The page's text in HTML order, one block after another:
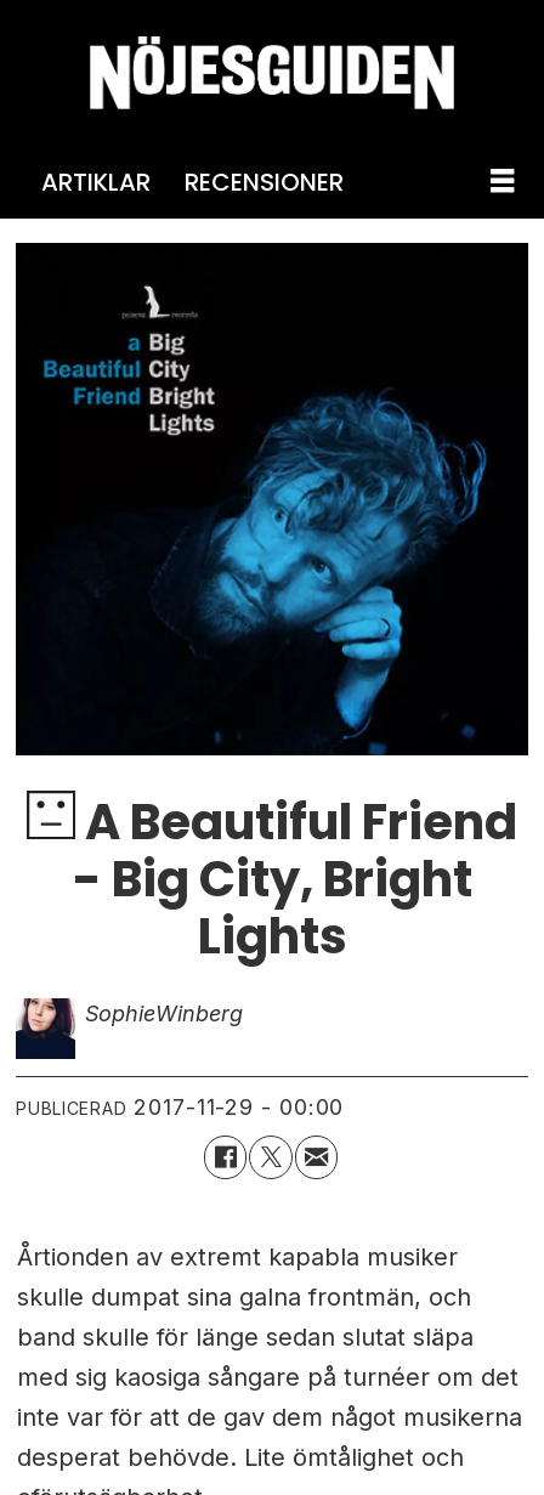
ARTIKLAR RECENSIONER
A Beautiful Friend
- Big City, Bright
Lights
SophieWinberg
PUBLICERAD 2017-11-29 - 00:00
Årtionden av extremt kapabla musiker
skulle dumpat sina galna frontmän, och
band skulle för länge sedan slutat släpa
med sig kaosiga sångare på turnéer om det
inte var för att de gav dem något musikerna
desperat behövde. Lite ömtålighet och